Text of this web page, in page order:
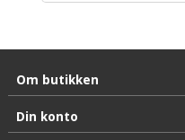
Om butikken
Din konto